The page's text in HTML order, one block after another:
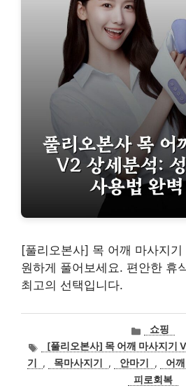
[풀리오본사] 목 어깨 마사지
원하게 풀어보세요. 편안한 휴
최고의 선택입니다.
카
테
고
리
쇼핑
태[풀리오본사] 목 어깨 마사지기
기
, 목마사지기 , 안마기 , 어
피로회복